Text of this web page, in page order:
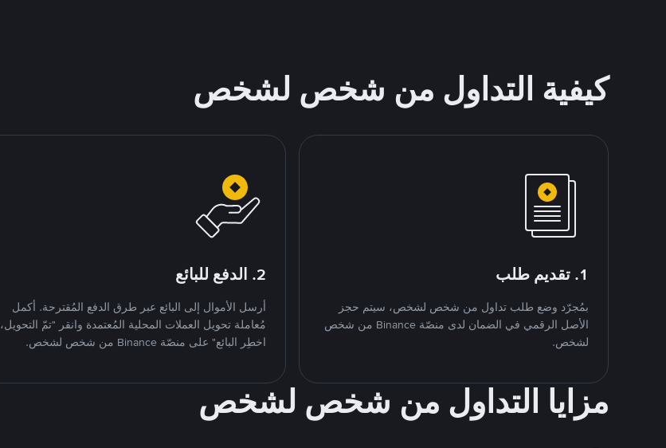
كيفية التداول من شخص لشخص
1. تقديم طلب
بمُجرّد وضع طلب تداول من شخص لشخص، سيتم حجز
الأصل الرقمي في الضمان لدى منصّة Binance من شخص
لشخص.
2. الدفع للبائع
أرسل الأموال إلى البائع عبر طرق الدفع المُقترحة. أكمل
مُعاملة تحويل العملات المحلية المُعتمدة وانقر "تمّ التحويل،
اخطِر البائع" على منصّة Binance من شخص لشخص.
مزايا التداول من شخص لشخص